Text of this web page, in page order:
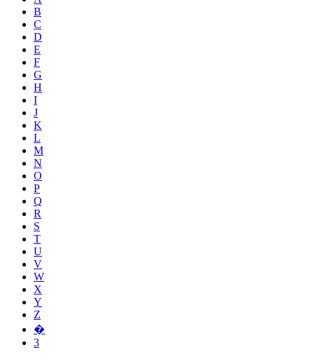
B
C
D
E
F
G
H
I
J
K
L
M
N
O
P
Q
R
S
T
U
V
W
X
Y
Z
�
3